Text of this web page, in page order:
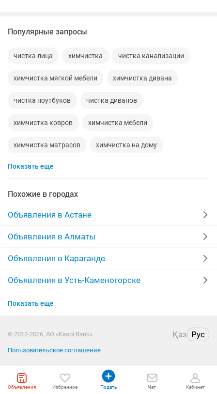
Популярные запросы
чистка лица химчистка чистка канализации
химчистка мягкой мебели химчистка дивана
чистка ноутбуков чистка диванов
химчистка ковров химчистка мебели
химчистка матрасов химчистка на дому
ремонт чистка
чистка мебели чистка мягкой мебели
Показать еще
Похожие в городах
Объявления в Астане
Объявления в Алматы
Объявления в Караганде
Объявления в Усть-Каменогорске
Объявления в Актобе
Объявления в Таразе
Объявления в Кокшетау
Показать еще
© 2012-2026, АО «Kaspi Bank» Қаз Рус
Пользовательское соглашение
Объявления Избранное Подать Чат Кабинет